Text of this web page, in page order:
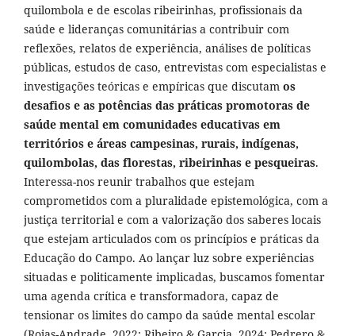
quilombola e de escolas ribeirinhas, profissionais da
saúde e lideranças comunitárias a contribuir com
reflexões, relatos de experiência, análises de políticas
públicas, estudos de caso, entrevistas com especialistas e
investigações teóricas e empíricas que discutam os
desafios e as potências das práticas promotoras de
saúde mental em comunidades educativas em
territórios e áreas campesinas, rurais, indígenas,
quilombolas, das florestas, ribeirinhas e pesqueiras.
Interessa-nos reunir trabalhos que estejam
comprometidos com a pluralidade epistemológica, com a
justiça territorial e com a valorização dos saberes locais
que estejam articulados com os princípios e práticas da
Educação do Campo. Ao lançar luz sobre experiências
situadas e politicamente implicadas, buscamos fomentar
uma agenda crítica e transformadora, capaz de
tensionar os limites do campo da saúde mental escolar